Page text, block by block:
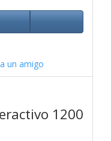
un amigo
1200